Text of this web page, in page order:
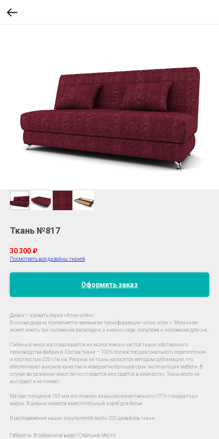
Ткань №817
30 300 ₽
Посмотреть все дизайны тканей
Оформить заказ
Диван – кровать серии «Клик-кляк»:
В основе дивана применяется механизм трансформации «клик-кляк ». Механизм
может иметь три положения раскладки, а именно сидя, полулёжа и положение для сна.
Съёмный чехол изготавливается из экологически чистой ткани собственного
производства фабрики. Состав ткани – 100% полиэстер диагонального переплетения
и плотностью 220 г/м.кв. Рисунок на ткань наносится методом сублимации, что
обеспечивает высокое качество и невероятно большой срок эксплуатации мебели. В
случае загрязнения чехол легко стирается или сдаётся в химчистку. Ткань чехла не
выгорает и не линяет.
Матрас толщиной 150 мм изготовлен из высококачественного ППУ стандартных
марок. В диване имеется вместительный короб для белья.
В распоряжении наших покупателей около 200 дизайнов ткани.
Габариты: В собранном виде / Спальное Место